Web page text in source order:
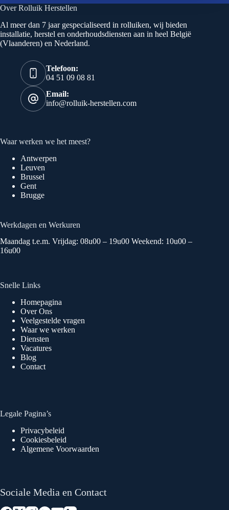
Over Rolluik Herstellen
Al meer dan 7 jaar gespecialiseerd in rolluiken, wij bieden
installatie, herstel en onderhoudsdiensten aan in heel België
(Vlaanderen) en Nederland.
Telefoon:
04 51 09 08 81
Email:
info@rolluik-herstellen.com
Waar werken we het meest?
Antwerpen
Leuven
Brussel
Gent
Brugge
Werkdagen en Werkuren
Maandag t.e.m. Vrijdag: 08u00 – 19u00 Weekend: 10u00 –
16u00
Snelle Links
Homepagina
Over Ons
Veelgestelde vragen
Waar we werken
Diensten
Vacatures
Blog
Contact
Legale Pagina’s
Privacybeleid
Cookiesbeleid
Algemene Voorwaarden
Sociale Media en Contact